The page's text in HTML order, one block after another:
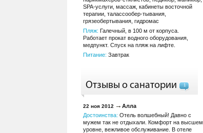
SPA-услуги, массаж, кабинеты восточной
терапии, талассообер-тывания,
грязеобертывания, гидромас
Пляж: Галечный, в 100 м от корпуса.
Работает прокат водного оборудования,
медпункт. Спуск на пляж на лифте.
Питание: Завтрак
Отзывы о санатории 1
22 ноя 2012
Алла
Достоинства: Отель волшебный! Давно с
мужем так не отдыхали. Комфорт на высшем
уровне, вежливое обслуживание. В отеле